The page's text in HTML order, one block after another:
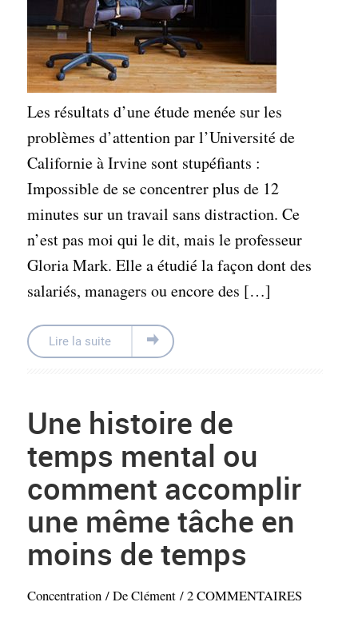
Les résultats d’une étude menée sur les
problèmes d’attention par l’Université de
Californie à Irvine sont stupéfiants :
Impossible de se concentrer plus de 12
minutes sur un travail sans distraction. Ce
n’est pas moi qui le dit, mais le professeur
Gloria Mark. Elle a étudié la façon dont des
salariés, managers ou encore des […]
Lire la suite
Une histoire de
temps mental ou
comment accomplir
une même tâche en
moins de temps
Concentration / DeClément /2 COMMENTAIRES